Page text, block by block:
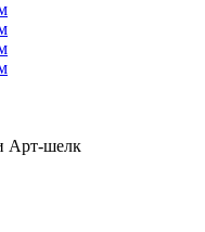
Арт-шелк